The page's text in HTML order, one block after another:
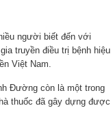
người biết đến với
truyền điều trị bệnh hiệu
Việt Nam.
Đường còn là một trong
thuốc đã gây dựng được